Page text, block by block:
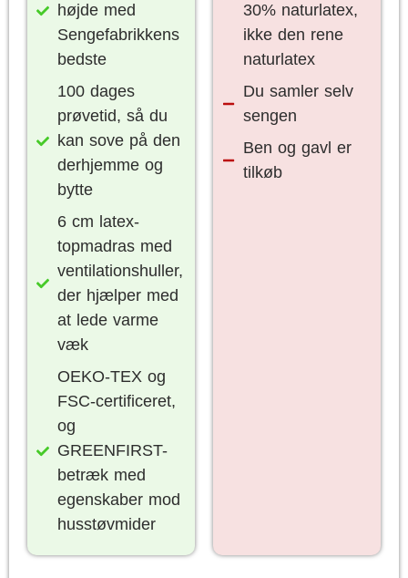
højde med
Sengefabrikkens
bedste
100 dages
prøvetid, så du
kan sove på den
derhjemme og
bytte
6 cm latex-
topmadras med
ventilationshuller,
der hjælper med
at lede varme
væk
OEKO-TEX og
FSC-certificeret,
og
GREENFIRST-
betræk med
egenskaber mod
husstøvmider
30% naturlatex,
ikke den rene
naturlatex
Du samler selv
sengen
Ben og gavl er
tilkøb